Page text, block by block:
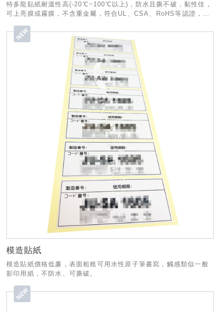
特多龍貼紙耐溫性高(-20℃~100℃以上)，防水且撕不破，黏性佳，
可上亮膜或霧膜，不含重金屬，符合UL、CSA、RoHS等認證，常
模造貼紙
模造貼紙價格低廉，表面粗糙可用水性原子筆書寫，觸感類似一般
影印用紙，不防水、可撕破。